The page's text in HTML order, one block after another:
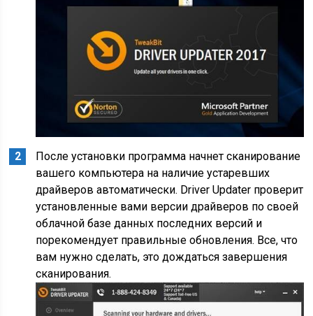
После установки программа начнет сканирование
вашего компьютера на наличие устаревших
драйверов автоматически. Driver Updater проверит
установленные вами версии драйверов по своей
облачной базе данных последних версий и
порекомендует правильные обновления. Все, что
вам нужно сделать, это дождаться завершения
сканирования.